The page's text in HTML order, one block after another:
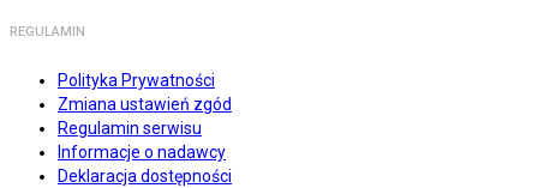
REGULAMIN
Polityka Prywatności
Zmiana ustawień zgód
Regulamin serwisu
Informacje o nadawcy
Deklaracja dostępności